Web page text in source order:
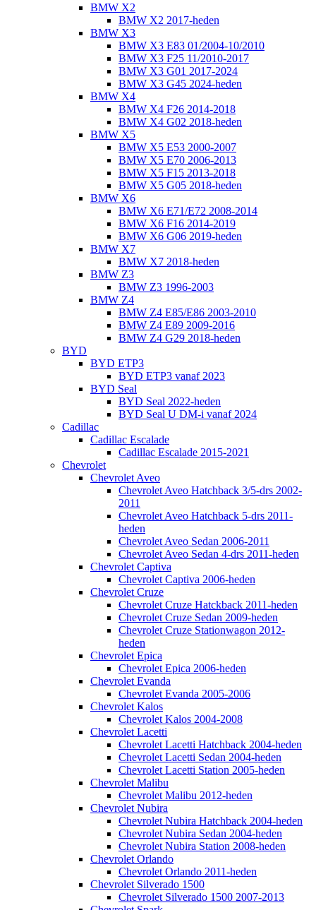
BMW X2
BMW X2 2017-heden
BMW X3
BMW X3 E83 01/2004-10/2010
BMW X3 F25 11/2010-2017
BMW X3 G01 2017-2024
BMW X3 G45 2024-heden
BMW X4
BMW X4 F26 2014-2018
BMW X4 G02 2018-heden
BMW X5
BMW X5 E53 2000-2007
BMW X5 E70 2006-2013
BMW X5 F15 2013-2018
BMW X5 G05 2018-heden
BMW X6
BMW X6 E71/E72 2008-2014
BMW X6 F16 2014-2019
BMW X6 G06 2019-heden
BMW X7
BMW X7 2018-heden
BMW Z3
BMW Z3 1996-2003
BMW Z4
BMW Z4 E85/E86 2003-2010
BMW Z4 E89 2009-2016
BMW Z4 G29 2018-heden
BYD
BYD ETP3
BYD ETP3 vanaf 2023
BYD Seal
BYD Seal 2022-heden
BYD Seal U DM-i vanaf 2024
Cadillac
Cadillac Escalade
Cadillac Escalade 2015-2021
Chevrolet
Chevrolet Aveo
Chevrolet Aveo Hatchback 3/5-drs 2002-
2011
Chevrolet Aveo Hatchback 5-drs 2011-
heden
Chevrolet Aveo Sedan 2006-2011
Chevrolet Aveo Sedan 4-drs 2011-heden
Chevrolet Captiva
Chevrolet Captiva 2006-heden
Chevrolet Cruze
Chevrolet Cruze Hatckback 2011-heden
Chevrolet Cruze Sedan 2009-heden
Chevrolet Cruze Stationwagon 2012-
heden
Chevrolet Epica
Chevrolet Epica 2006-heden
Chevrolet Evanda
Chevrolet Evanda 2005-2006
Chevrolet Kalos
Chevrolet Kalos 2004-2008
Chevrolet Lacetti
Chevrolet Lacetti Hatchback 2004-heden
Chevrolet Lacetti Sedan 2004-heden
Chevrolet Lacetti Station 2005-heden
Chevrolet Malibu
Chevrolet Malibu 2012-heden
Chevrolet Nubira
Chevrolet Nubira Hatchback 2004-heden
Chevrolet Nubira Sedan 2004-heden
Chevrolet Nubira Station 2008-heden
Chevrolet Orlando
Chevrolet Orlando 2011-heden
Chevrolet Silverado 1500
Chevrolet Silverado 1500 2007-2013